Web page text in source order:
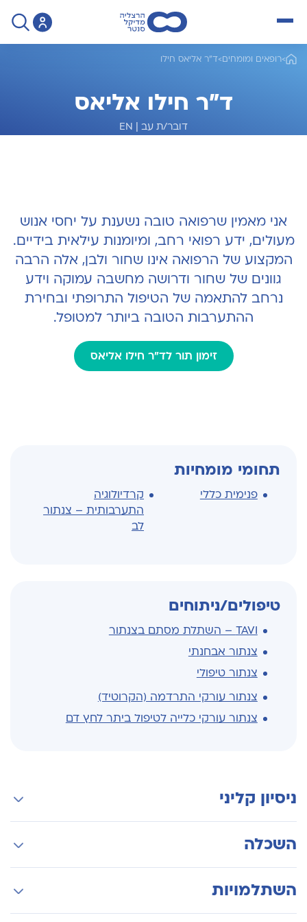
>רופאים ומומחים>ד"ר אליאס חילו
ד"ר חילו אליאס
דובר/ת עב |
EN
אני מאמין שרפואה טובה נשענת על יחסי אנוש
מעולים, ידע רפואי רחב, ומיומנות עילאית בידיים.
המקצוע של הרפואה אינו שחור ולבן, אלה הרבה
גוונים של שחור ודרושה מחשבה עמוקה וידע
נרחב להתאמה של הטיפול התרופתי ובחירת
ההתערבות הטובה ביותר למטופל.
זימון תור לד"ר חילו אליאס
תחומי מומחיות
פנימית כללי
קרדיולוגיה
התערבותית – צנתור
לב
טיפולים/ניתוחים
TAVI – השתלת מסתם בצנתור
צנתור אבחנתי
צנתור טיפולי
צנתור עורקי התרדמה (הקרוטיד)
צנתור עורקי כלייה לטיפול ביתר לחץ דם
ניסיון קליני
הלב בצנתור TAVI
השכלה
בירושליים
השתלמויות